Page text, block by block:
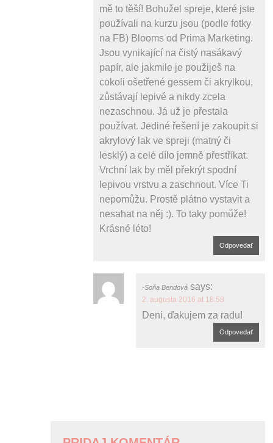
mě to těší! Bohužel spreje, které jste
používali na kurzu jsou (podle fotky
na FB) Blooms od Prima Marketing.
Jsou vynikající na čistý nasákavý
papír, ale jakmile je použiješ na
cokoli ošetřené gessem či akrylkou,
zůstávají lepivé a nikdy zcela
nezaschnou. Já už je přestala
používat. Jediné řešení je zakoupit si
akrylový lak ve spreji (matný či
lesklý) a celé dílo jemně přestříkat.
Vrchní lak by měl překrýt spodní
lepivou vrstvu a zaschnout. Více Ti
nepomůžu. Prostě plátno vystavit a
nesahat na něj :). To taky pomůže!
Krásné léto!
Odpovedať
Soňa Bendová says:
2. augusta 2016 at 18:58
Deni, ďakujem za radu!
Odpovedať